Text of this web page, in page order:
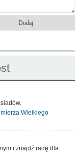
Wielkiego
i znajdź radę dla